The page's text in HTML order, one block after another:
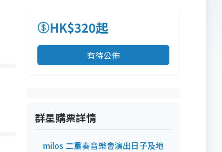
HK$320起
有待公佈
群星購票詳情
milos 二重奏音樂會演出日子及地